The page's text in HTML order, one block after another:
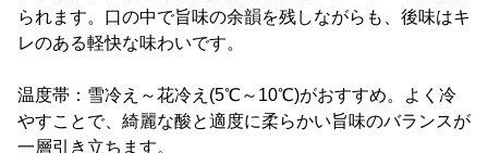
られます。口の中で旨味の余韻を残しながらも、後味はキ
レのある軽快な味わいです。
温度帯：雪冷え～花冷え(5℃～10℃)がおすすめ。よく冷
やすことで、綺麗な酸と適度に柔らかい旨味のバランスが
一層引き立ちます。